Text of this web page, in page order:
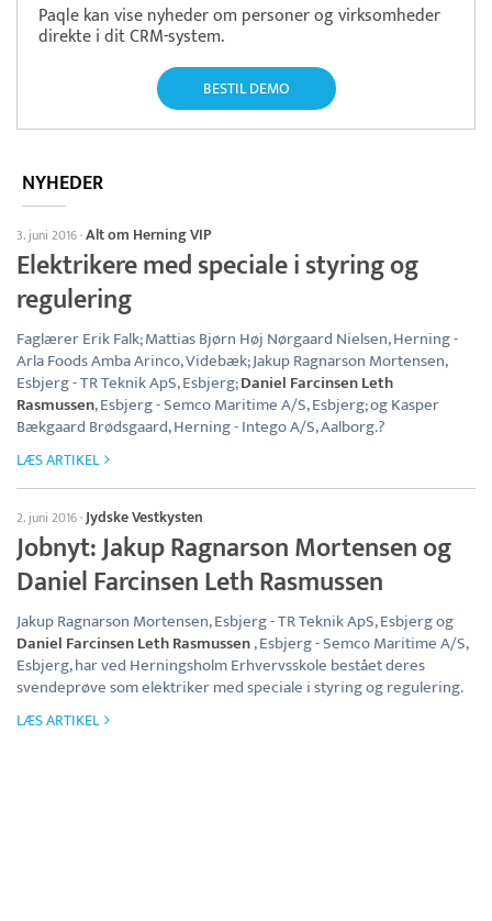
Paqle kan vise nyheder om personer og virksomheder
direkte i dit CRM-system.
BESTIL DEMO
NYHEDER
3. juni 2016·Alt om Herning VIP
Elektrikere med speciale i styring og
regulering
Faglærer Erik Falk; Mattias Bjørn Høj Nørgaard Nielsen, Herning -
Arla Foods Amba Arinco, Videbæk; Jakup Ragnarson Mortensen,
Esbjerg - TR Teknik ApS, Esbjerg;Daniel Farcinsen Leth
Rasmussen, Esbjerg - Semco Maritime A/S, Esbjerg; og Kasper
Bækgaard Brødsgaard, Herning - Intego A/S, Aalborg.?
LÆS ARTIKEL
2. juni 2016·Jydske Vestkysten
Jobnyt: Jakup Ragnarson Mortensen og
Daniel Farcinsen Leth Rasmussen
Jakup Ragnarson Mortensen, Esbjerg - TR Teknik ApS, Esbjerg og
Daniel Farcinsen Leth Rasmussen, Esbjerg - Semco Maritime A/S,
Esbjerg, har ved Herningsholm Erhvervsskole bestået deres
svendeprøve som elektriker med speciale i styring og regulering.
LÆS ARTIKEL